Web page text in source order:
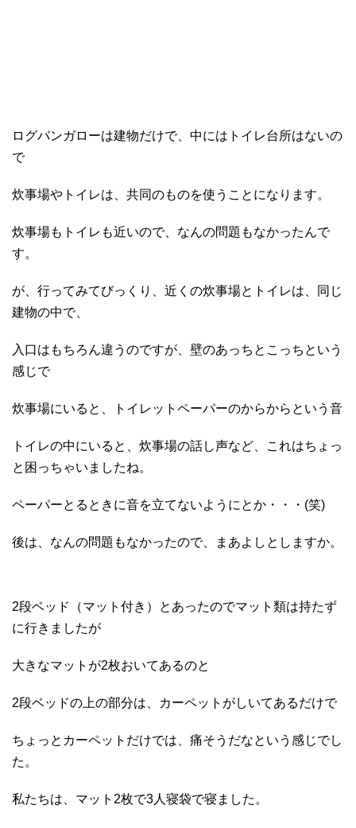
ログバンガローは建物だけで、中にはトイレ台所はないの
で
炊事場やトイレは、共同のものを使うことになります。
炊事場もトイレも近いので、なんの問題もなかったんで
す。
が、行ってみてびっくり、近くの炊事場とトイレは、同じ
建物の中で、
入口はもちろん違うのですが、壁のあっちとこっちという
感じで
炊事場にいると、トイレットペーパーのからからという音
トイレの中にいると、炊事場の話し声など、これはちょっ
と困っちゃいましたね。
ペーパーとるときに音を立てないようにとか・・・(笑)
後は、なんの問題もなかったので、まあよしとしますか。
2段ベッド（マット付き）とあったのでマット類は持たず
に行きましたが
大きなマットが2枚おいてあるのと
2段ベッドの上の部分は、カーペットがしいてあるだけで
ちょっとカーペットだけでは、痛そうだなという感じでし
た。
私たちは、マット2枚で3人寝袋で寝ました。